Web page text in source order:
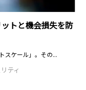
ム）とは？必要性・
2026年最新】
かを、最新の法規制動...
#CDP